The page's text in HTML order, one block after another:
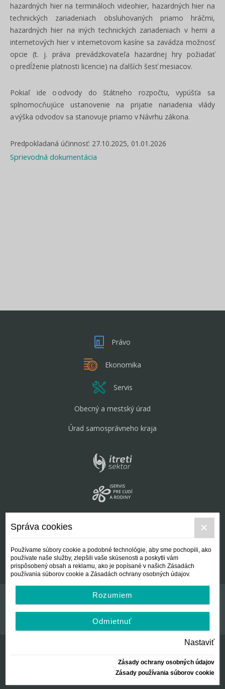
hazardných hier na termináloch videohier, hazardných hier na
technických zariadeniach obsluhovaných priamo hráčmi,
hazardných hier na iných technických zariadeniach v herni a
internetových hier v internetovom kasíne sa zavádza možnosť
opcie (t. j. práva prevádzkovateľa hazardnej hry požiadať
o predĺženie platnosti licencie) na ďalších šesť mesiacov.
Pokiaľ ide o odvody do štátneho rozpočtu, vypúšťa sa
splnomocňujúce ustanovenie na prijatie nariadenia vlády
a výška odvodov sa stanovuje priamo v Návrhu zákona.
Predpokladaná účinnosť: 27.10.2025, 01.01.2026
Sprievodná dokumentácia
Právo
Ekonomika
Servis
Obecný a mestský úrad
Úrad samosprávneho kraja
Kontakt
Všeobecné podmienky
© Centrálna nezisková spoločnosť | since 2012
Správa cookies
Používame súbory cookie a podobné technológie, aby sme pochopili, ako
používate naše služby, zlepšili vaše skúsenosti a poskytli vám
prispôsobený obsah a reklamu, ako je popísané v našich Zásadách
používania súborov cookie a Zásadách ochrany osobných údajov.
Rozumiem
Odmietnuť
Nastaviť
Zásady ochrany osobných údajov
Zásady používania súborov cookie